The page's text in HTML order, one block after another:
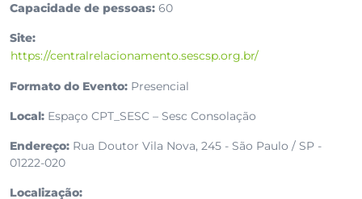
Capacidade de pessoas: 60
Site:
https://centralrelacionamento.sescsp.org.br/
Formato do Evento: Presencial
Local: Espaço CPT_SESC – Sesc Consolação
Endereço: Rua Doutor Vila Nova, 245 - São Paulo / SP -
01222-020
Localização: